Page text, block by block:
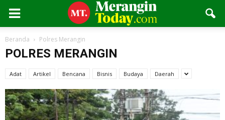
Beranda Polres Merangin
POLRES MERANGIN
Adat Artikel Bencana Bisnis Budaya Daerah